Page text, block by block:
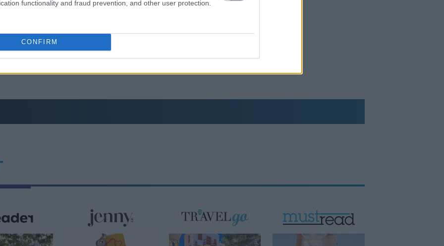
functionality and fraud prevention, and other user protection.
CONFIRM
τα μεγάλα οδικά έργα και τα εκτιμώμενα
μετά τη φωτιά - Στόχος η
ενδοσυνεδριακό ρεκόρ για τον Stoxx
πληγείσες περιοχές - 118 «κόκκινα»